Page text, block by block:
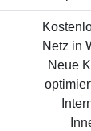
Netz in
Neue